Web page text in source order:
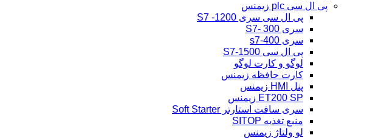
پی ال سی plc زیمنس
پی ال سی سری 1200- S7
سری 300 -S7
سری s7-400
پی ال سی S7-1500
لوگو و کارت لوگو
کارت حافظه زیمنس
پنل HMI زیمنس
ET200 SP زیمنس
سری سافت استارتر Soft Starter
منبع تغذیه SITOP
لو ولتاژ زیمنس